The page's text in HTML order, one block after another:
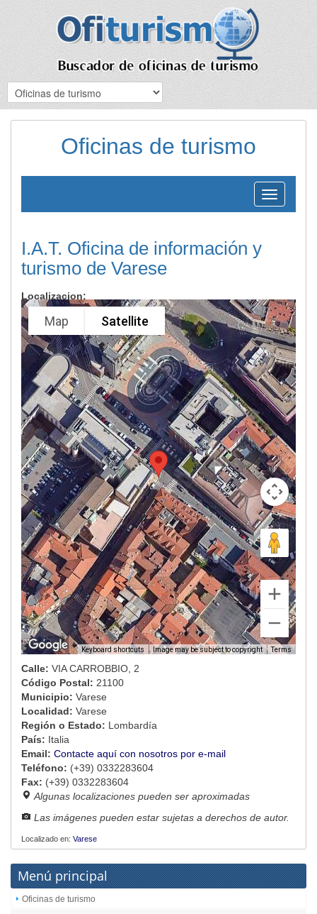
Oficinas de turismo
Toggle
navigation
I.A.T. Oficina de información y
turismo de Varese
Localizacion:
Map Satellite
Keyboard shortcuts Image may be subject to copyright Terms
Calle: VIA CARROBBIO, 2
Código Postal: 21100
Municipio: Varese
Localidad: Varese
Región o Estado: Lombardía
País: Italia
Email: Contacte aquí con nosotros por e-mail
Teléfono: (+39) 0332283604
Fax: (+39) 0332283604
Algunas localizaciones pueden ser aproximadas
Las imágenes pueden estar sujetas a derechos de autor.
Localizado en: Varese
Menú principal
Oficinas de turismo